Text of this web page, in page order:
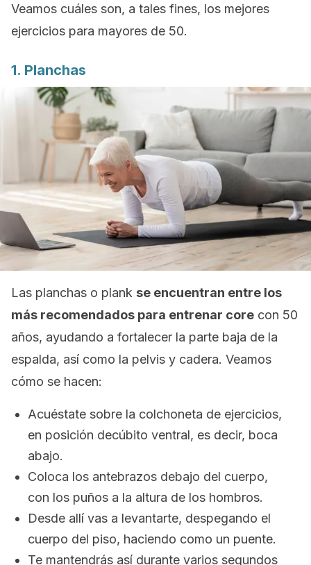
Veamos cuáles son, a tales fines, los mejores
ejercicios para mayores de 50.
1. Planchas
Las planchas o plank se encuentran entre los
más recomendados para entrenar core con 50
años, ayudando a fortalecer la parte baja de la
espalda, así como la pelvis y cadera. Veamos
cómo se hacen:
Acuéstate sobre la colchoneta de ejercicios,
en posición decúbito ventral, es decir, boca
abajo.
Coloca los antebrazos debajo del cuerpo,
con los puños a la altura de los hombros.
Desde allí vas a levantarte, despegando el
cuerpo del piso, haciendo como un puente.
Te mantendrás así durante varios segundos